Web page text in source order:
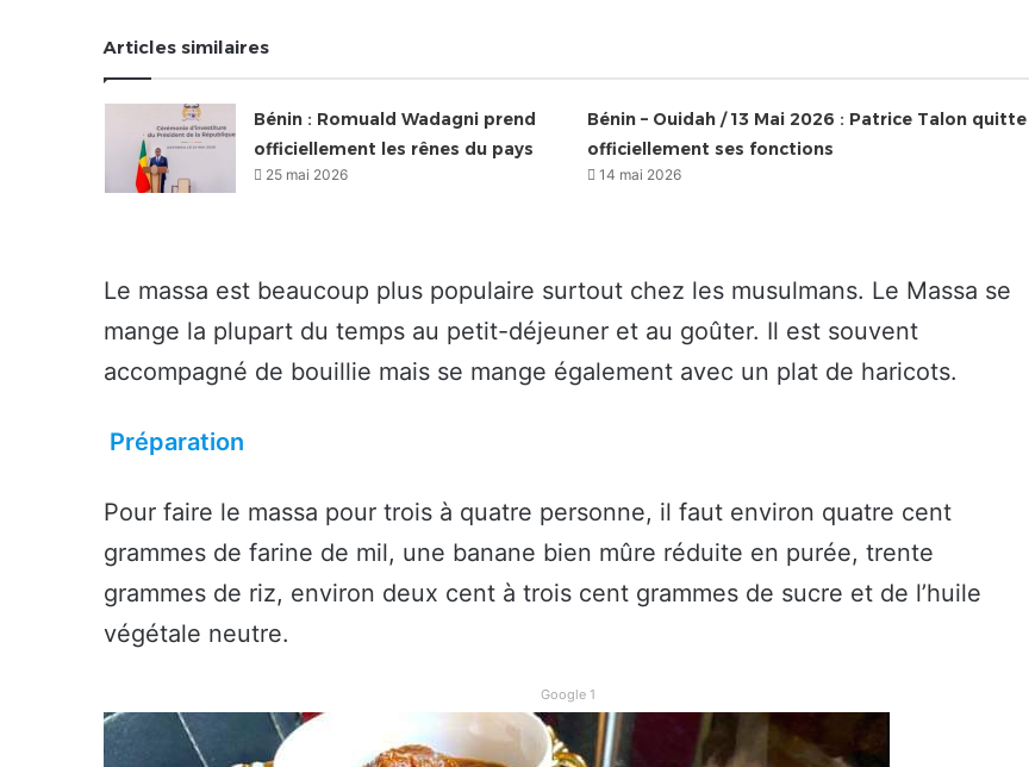
Articles similaires
Bénin : Romuald Wadagni prend
officiellement les rênes du pays
25 mai 2026
Bénin – Ouidah / 13 Mai 2026 : Patrice Talon quitte
officiellement ses fonctions
14 mai 2026
Le massa est beaucoup plus populaire surtout chez les musulmans. Le Massa se
mange la plupart du temps au petit-déjeuner et au goûter. Il est souvent
accompagné de bouillie mais se mange également avec un plat de haricots.
Préparation
Pour faire le massa pour trois à quatre personne, il faut environ quatre cent
grammes de farine de mil, une banane bien mûre réduite en purée, trente
grammes de riz, environ deux cent à trois cent grammes de sucre et de l’huile
végétale neutre.
Google 1